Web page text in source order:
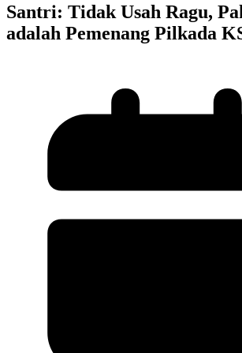
Santri: Tidak Usah Ragu,
adalah Pemenang Pilkada